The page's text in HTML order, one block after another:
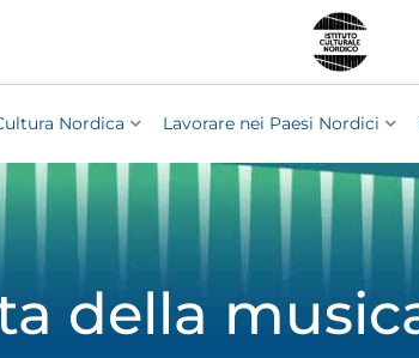
Nordica Lavorare nei Paesi Nordici
della